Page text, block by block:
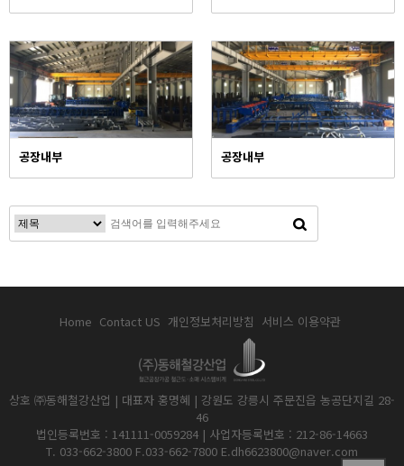
공장내부 공장내부
Home Contact US 개인정보처리방침 서비스 이용약관
상호 ㈜동해철강산업 | 대표자 홍명혜 | 강원도 강릉시 주문진읍 농공단지길 28-
46
법인등록번호 : 141111-0059284 | 사업자등록번호 : 212-86-14663